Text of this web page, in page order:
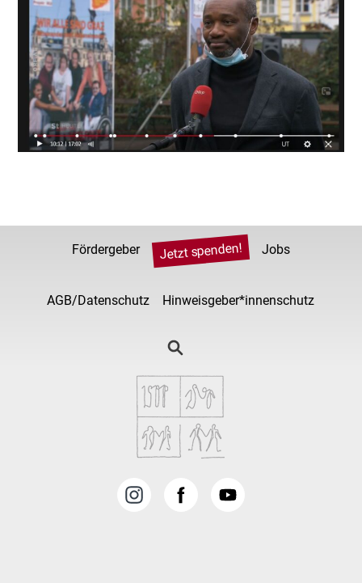
Fördergeber Jetzt spenden! Jobs
AGB/Datenschutz Hinweisgeber*innenschutz